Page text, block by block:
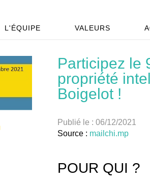
L'ÉQUIPE VALEURS
Participez le
propriété
Boigelot !
Publié le : 06/12/2021
Source : mailchi.mp
POUR QUI ?